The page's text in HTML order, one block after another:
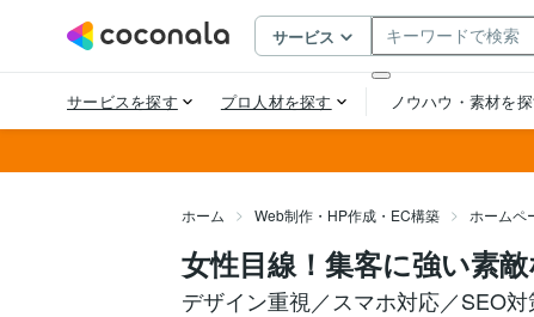
ホーム Web制作・HP作成・EC構築 ホームペ
女性目線！集客に強い素
デザイン重視／スマホ対応／SEO